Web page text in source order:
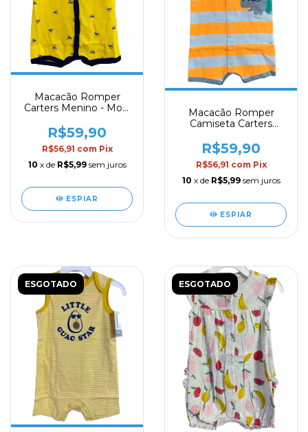
Macacão Romper
Carters Menino - Mod.
R$59,90
R$56,91 com Pix
10 x de R$5,99 sem juros
ESPIAR
Macacão Romper
Camiseta Carters
R$59,90
R$56,91 com Pix
10 x de R$5,99 sem juros
ESPIAR
ESGOTADO ESGOTADO